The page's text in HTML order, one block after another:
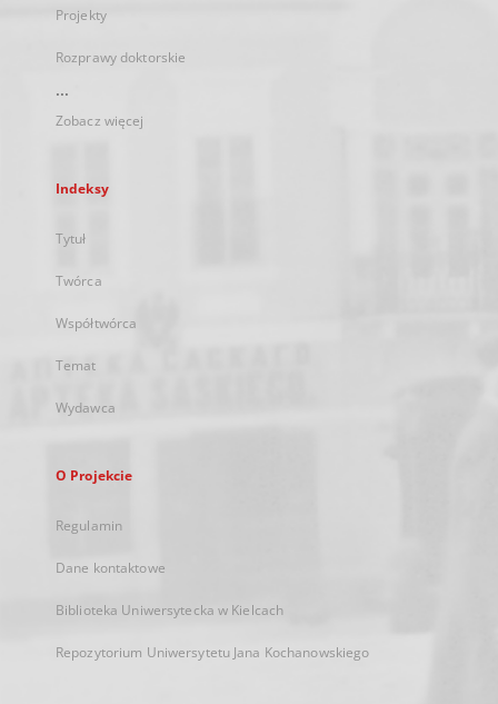
Projekty
Rozprawy doktorskie
...
Zobacz więcej
Indeksy
Tytuł
Twórca
Współtwórca
Temat
Wydawca
O Projekcie
Regulamin
Dane kontaktowe
Biblioteka Uniwersytecka w Kielcach
Repozytorium Uniwersytetu Jana Kochanowskiego